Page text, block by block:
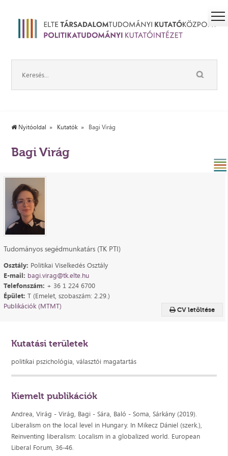
Nyitóoldal Kutatók Bagi Virág
Bagi Virág
CV letöltése
Tudományos segédmunkatárs (TK PTI)
Osztály: Politikai Viselkedés Osztály
E-mail: bagi.virag@tk.elte.hu
Telefonszám: + 36 1 224 6700
Épület: T (Emelet, szobaszám: 2.29.)
Publikációk (MTMT)
Kutatási területek
politikai pszichológia, választói magatartás
Kiemelt publikációk
Andrea, Virág - Virág, Bagi - Sára, Baló - Soma, Sárkány (2019).
Liberalism on the local level in Hungary. In Mikecz Dániel (szerk.),
Reinventing liberalism: Localism in a globalized world. European
Liberal Forum, 36-46.